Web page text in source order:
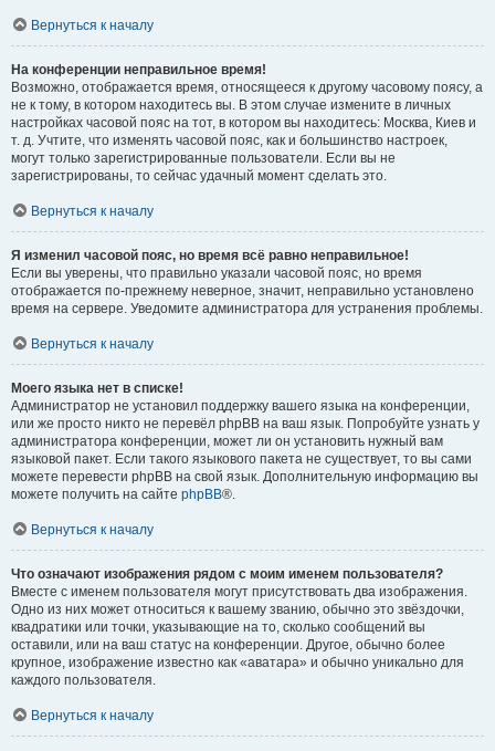
Вернуться к началу
На конференции неправильное время!
Возможно, отображается время, относящееся к другому часовому поясу, а
не к тому, в котором находитесь вы. В этом случае измените в личных
настройках часовой пояс на тот, в котором вы находитесь: Москва, Киев и
т. д. Учтите, что изменять часовой пояс, как и большинство настроек,
могут только зарегистрированные пользователи. Если вы не
зарегистрированы, то сейчас удачный момент сделать это.
Вернуться к началу
Я изменил часовой пояс, но время всё равно неправильное!
Если вы уверены, что правильно указали часовой пояс, но время
отображается по-прежнему неверное, значит, неправильно установлено
время на сервере. Уведомите администратора для устранения проблемы.
Вернуться к началу
Моего языка нет в списке!
Администратор не установил поддержку вашего языка на конференции,
или же просто никто не перевёл phpBB на ваш язык. Попробуйте узнать у
администратора конференции, может ли он установить нужный вам
языковой пакет. Если такого языкового пакета не существует, то вы сами
можете перевести phpBB на свой язык. Дополнительную информацию вы
можете получить на сайте phpBB®.
Вернуться к началу
Что означают изображения рядом с моим именем пользователя?
Вместе с именем пользователя могут присутствовать два изображения.
Одно из них может относиться к вашему званию, обычно это звёздочки,
квадратики или точки, указывающие на то, сколько сообщений вы
оставили, или на ваш статус на конференции. Другое, обычно более
крупное, изображение известно как «аватара» и обычно уникально для
каждого пользователя.
Вернуться к началу